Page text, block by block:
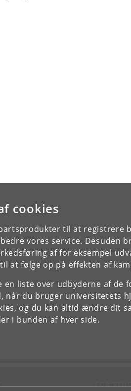
cookies
til at registrere
vores service. Desuden
af for eksempel
at følge op på effekten af
en liste over udbyderne af de
når du bruger universitetets
og du kan altid ændre dit
i bunden af hver side.
FOR